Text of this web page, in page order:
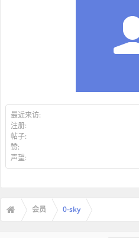
最近来访:
注册:
帖子:
赞:
声望:
会员 0-sky